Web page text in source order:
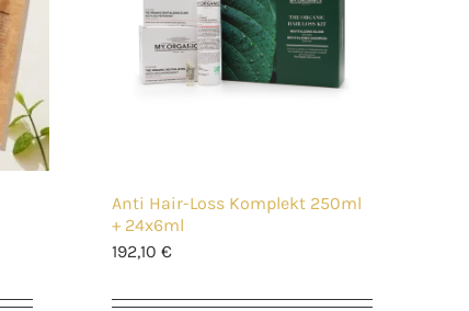
Anti Hair-Loss Komplekt 250ml
+ 24x6ml
192,10 €